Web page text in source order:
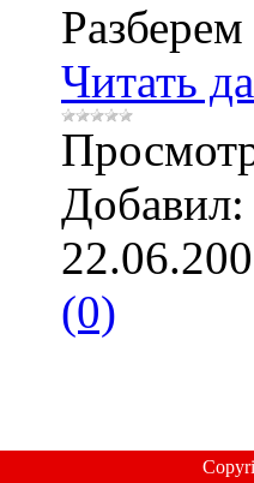
Читать
Добавил:
(0)